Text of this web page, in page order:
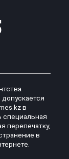
в
перепечатку,
в